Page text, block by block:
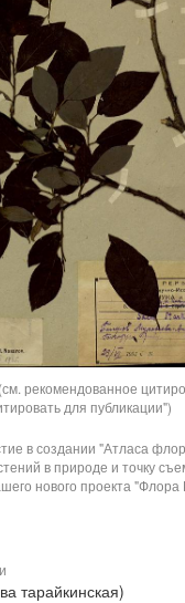
рекомендованное
для публикации")
в создании "Атласа
в природе и точку
нового проекта "Флора
тарайкинская)